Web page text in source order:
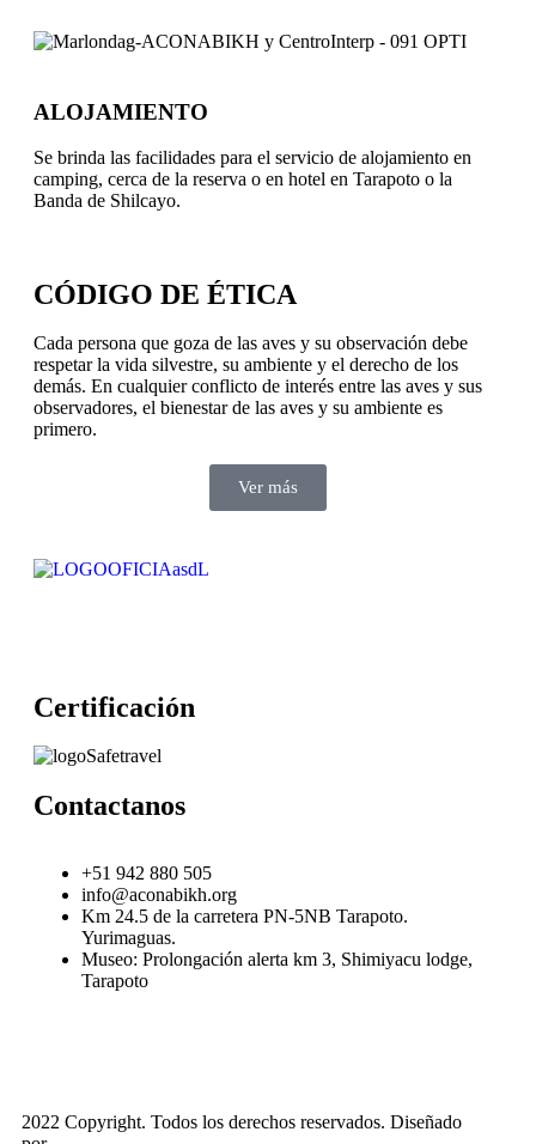
ALOJAMIENTO
Se brinda las facilidades para el servicio de alojamiento en
camping, cerca de la reserva o en hotel en Tarapoto o la
Banda de Shilcayo.
CÓDIGO DE ÉTICA
Cada persona que goza de las aves y su observación debe
respetar la vida silvestre, su ambiente y el derecho de los
demás. En cualquier conflicto de interés entre las aves y sus
observadores, el bienestar de las aves y su ambiente es
primero.
Ver más
Certificación
Contactanos
+51 942 880 505
info@aconabikh.org
Km 24.5 de la carretera PN-5NB Tarapoto.
Yurimaguas.
Museo: Prolongación alerta km 3, Shimiyacu lodge,
Tarapoto
2022 Copyright. Todos los derechos reservados. Diseñado